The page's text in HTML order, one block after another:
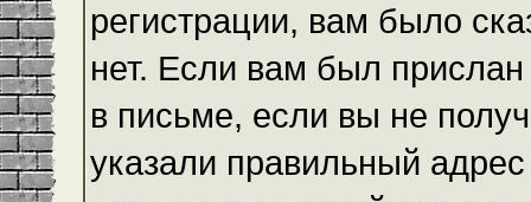
регистрации, вам было
нет. Если вам был
в письме, если вы не
указали правильный